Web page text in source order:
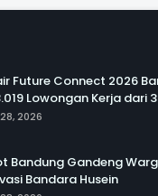
Future Connect 2026
Lowongan Kerja dari
2026
Bandung Gandeng
Bandara Husein